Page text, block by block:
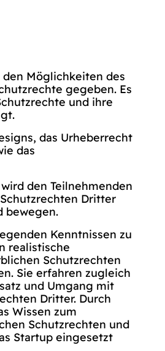
Möglichkeiten des
gegeben. Es
und ihre
das Urheberrecht
das
den Teilnehmenden
Dritter
bewegen.
Kenntnissen zu
realistische
Schutzrechten
Sie erfahren zugleich
und Umgang mit
Dritter. Durch
Wissen zum
Schutzrechten und
Startup eingesetzt